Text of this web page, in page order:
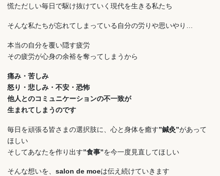
慌ただしい毎日で駆け抜けていく現代を生きる私たち
そんな私たちが忘れてしまっている自分の労りや思いやり…
本当の自分を覆い隠す疲労
その疲労が心身の余裕を奪ってしまうから
痛み・苦しみ
怒り・悲しみ・不安・恐怖
他人とのコミュニケーションの不一致が
生まれてしまうのです
毎日を頑張る皆さまの選択肢に、心と身体を癒す”鍼灸”があって
ほしい
そしてあなたを作り出す”食事”を今一度見直してほしい
そんな想いを、 salon de moeは伝え続けていきます